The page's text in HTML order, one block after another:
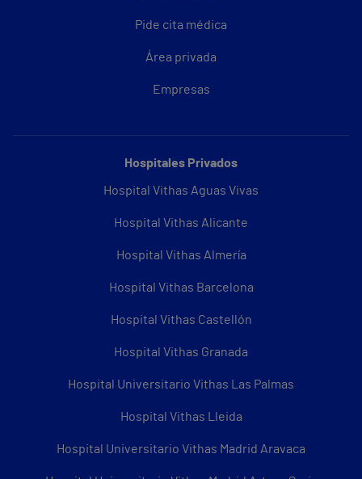
Pide cita médica
Área privada
Empresas
Hospitales Privados
Hospital Vithas Aguas Vivas
Hospital Vithas Alicante
Hospital Vithas Almería
Hospital Vithas Barcelona
Hospital Vithas Castellón
Hospital Vithas Granada
Hospital Universitario Vithas Las Palmas
Hospital Vithas Lleida
Hospital Universitario Vithas Madrid Aravaca